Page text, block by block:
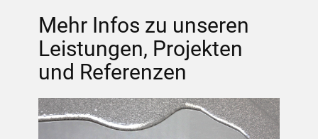
Mehr Infos zu unseren
Leistungen, Projekten
und Referenzen